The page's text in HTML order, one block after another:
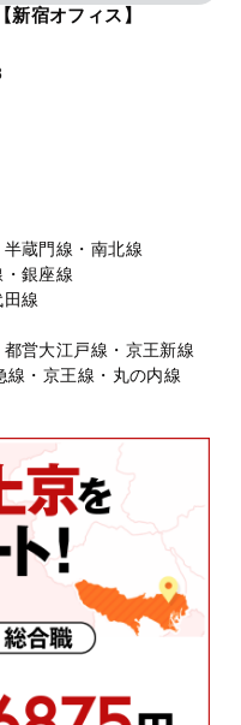
新宿オフィス】
半蔵門線・南北線
・銀座線
田線
都営大江戸線・京王新線
線・京王線・丸の内線